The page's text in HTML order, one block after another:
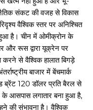
संकट की वजह से विकास
वैश्विक स्तर पर अनिश्चित
है। चीन में ओमीक्रोन के
और रूस द्वारा यूक्रेन पर
करने से वैश्विक हालात बिगड़े
बाजार में बेंचमार्क
120 डॉलर प्रति बैरल से
आसपास लगातार बना हुआ है,
की संभावना है। वैश्विक